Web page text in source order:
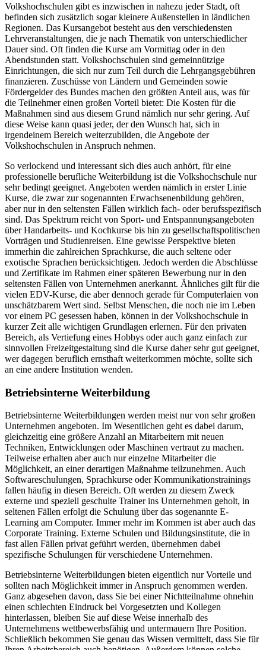
Volkshochschulen gibt es inzwischen in nahezu jeder Stadt, oft
befinden sich zusätzlich sogar kleinere Außenstellen in ländlichen
Regionen. Das Kursangebot besteht aus den verschiedensten
Lehrveranstaltungen, die je nach Thematik von unterschiedlicher
Dauer sind. Oft finden die Kurse am Vormittag oder in den
Abendstunden statt. Volkshochschulen sind gemeinnützige
Einrichtungen, die sich nur zum Teil durch die Lehrgangsgebühren
finanzieren. Zuschüsse von Ländern und Gemeinden sowie
Fördergelder des Bundes machen den größten Anteil aus, was für
die Teilnehmer einen großen Vorteil bietet: Die Kosten für die
Maßnahmen sind aus diesem Grund nämlich nur sehr gering. Auf
diese Weise kann quasi jeder, der den Wunsch hat, sich in
irgendeinem Bereich weiterzubilden, die Angebote der
Volkshochschulen in Anspruch nehmen.
So verlockend und interessant sich dies auch anhört, für eine
professionelle berufliche Weiterbildung ist die Volkshochschule nur
sehr bedingt geeignet. Angeboten werden nämlich in erster Linie
Kurse, die zwar zur sogenannten Erwachsenenbildung gehören,
aber nur in den seltensten Fällen wirklich fach- oder berufsspezifisch
sind. Das Spektrum reicht von Sport- und Entspannungsangeboten
über Handarbeits- und Kochkurse bis hin zu gesellschaftspolitischen
Vorträgen und Studienreisen. Eine gewisse Perspektive bieten
immerhin die zahlreichen Sprachkurse, die auch seltene oder
exotische Sprachen berücksichtigen. Jedoch werden die Abschlüsse
und Zertifikate im Rahmen einer späteren Bewerbung nur in den
seltensten Fällen von Unternehmen anerkannt. Ähnliches gilt für die
vielen EDV-Kurse, die aber dennoch gerade für Computerlaien von
unschätzbarem Wert sind. Selbst Menschen, die noch nie im Leben
vor einem PC gesessen haben, können in der Volkshochschule in
kurzer Zeit alle wichtigen Grundlagen erlernen. Für den privaten
Bereich, als Vertiefung eines Hobbys oder auch ganz einfach zur
sinnvollen Freizeitgestaltung sind die Kurse daher sehr gut geeignet,
wer dagegen beruflich ernsthaft weiterkommen möchte, sollte sich
an eine andere Institution wenden.
Betriebsinterne Weiterbildung
Betriebsinterne Weiterbildungen werden meist nur von sehr großen
Unternehmen angeboten. Im Wesentlichen geht es dabei darum,
gleichzeitig eine größere Anzahl an Mitarbeitern mit neuen
Techniken, Entwicklungen oder Maschinen vertraut zu machen.
Teilweise erhalten aber auch nur einzelne Mitarbeiter die
Möglichkeit, an einer derartigen Maßnahme teilzunehmen. Auch
Softwareschulungen, Sprachkurse oder Kommunikationstrainings
fallen häufig in diesen Bereich. Oft werden zu diesem Zweck
externe und speziell geschulte Trainer ins Unternehmen geholt, in
seltenen Fällen erfolgt die Schulung über das sogenannte E-
Learning am Computer. Immer mehr im Kommen ist aber auch das
Corporate Training. Externe Schulen und Bildungsinstitute, die in
fast allen Fällen privat geführt werden, übernehmen dabei
spezifische Schulungen für verschiedene Unternehmen.
Betriebsinterne Weiterbildungen bieten eigentlich nur Vorteile und
sollten nach Möglichkeit immer in Anspruch genommen werden.
Ganz abgesehen davon, dass Sie bei einer Nichtteilnahme ohnehin
einen schlechten Eindruck bei Vorgesetzten und Kollegen
hinterlassen, bleiben Sie auf diese Weise innerhalb des
Unternehmens wettbewerbsfähig und untermauern Ihre Position.
Schließlich bekommen Sie genau das Wissen vermittelt, dass Sie für